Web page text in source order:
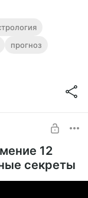
05
прогноз
12
секреты